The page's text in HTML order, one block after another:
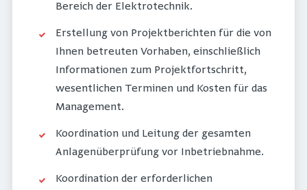
Bereich der Elektrotechnik.
Erstellung von Projektberichten für die von
Ihnen betreuten Vorhaben, einschließlich
Informationen zum Projektfortschritt,
wesentlichen Terminen und Kosten für das
Management.
Koordination und Leitung der gesamten
Anlagenüberprüfung vor Inbetriebnahme.
Koordination der erforderlichen